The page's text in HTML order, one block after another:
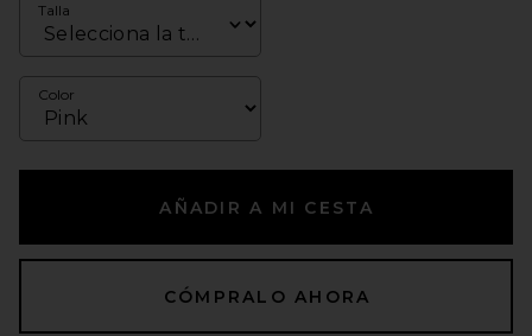
Talla
Color
AÑADIR A MI CESTA
CÓMPRALO AHORA